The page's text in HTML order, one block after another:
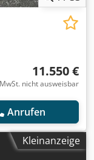
11.550 €
MwSt. nicht ausweisbar
Anrufen
Kleinanzeige